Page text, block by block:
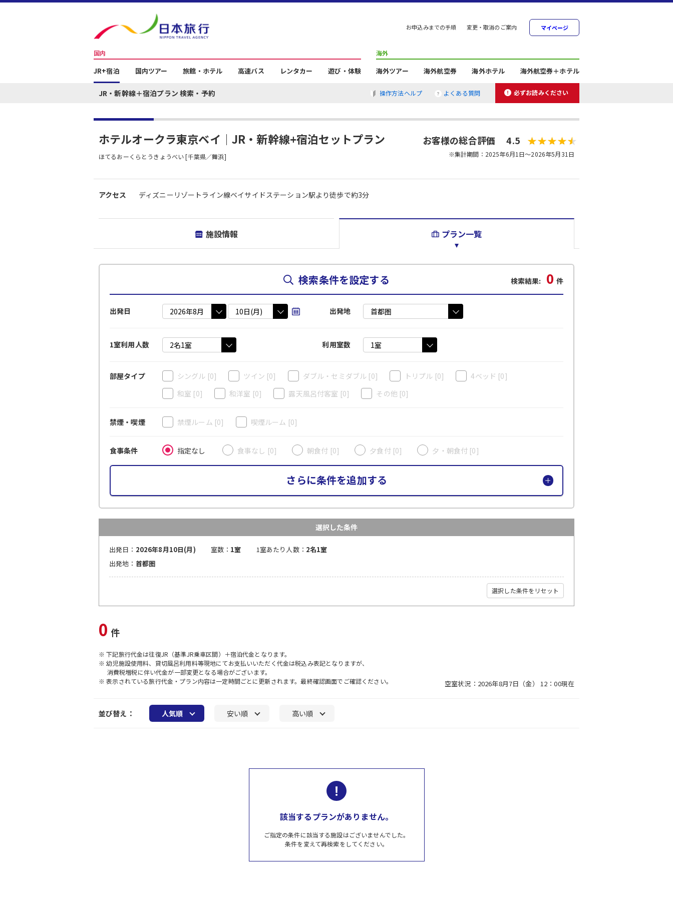
お申込みまでの手順 変更・取消のご案内 マイページ
国内
JR+宿泊 国内ツアー 旅館・ホテル 高速バス レンタカー 遊び・体験
海外
海外ツアー 海外航空券 海外ホテル 海外航空券＋ホテル
JR・新幹線＋宿泊プラン 検索・予約 操作方法ヘルプ よくある質問 必ずお読みください
ホテルオークラ東京ベイ｜JR・新幹線+宿泊セットプラン
ほてるおーくらとうきょうべい [千葉県／舞浜]
お客様の総合評価 4.5
※集計期間：2025年6月1日～2026年5月31日
アクセス ディズニーリゾートライン線ベイサイドステーション駅より徒歩で約3分
施設情報 プラン一覧
検索条件を設定する 検索結果: 0 件
出発日 出発地
1室利用人数 利用室数
部屋タイプ シングル [0] ツイン [0] ダブル・セミダブル [0] トリプル [0] 4ベッド [0]
和室 [0] 和洋室 [0] 露天風呂付客室 [0] その他[0]
禁煙・喫煙 禁煙ルーム [0] 喫煙ルーム [0]
食事条件 指定なし 食事なし [0] 朝食付 [0] 夕食付 [0] 夕・朝食付 [0]
さらに条件を追加する
選択した条件
出発日： 2026年8月10日(月) 室数： 1室 1室あたり人数： 2名1室
出発地： 首都圏
選択した条件をリセット
0 件
※ 下記旅行代金は往復JR（基準JR乗車区間）＋宿泊代金となります。
※ 幼児施設使用料、貸切風呂利用料等現地にてお支払いいただく代金は税込み表記となりますが、
消費税増税に伴い代金が一部変更となる場合がございます。
※ 表示されている旅行代金・プラン内容は一定時間ごとに更新されます。最終確認画面でご確認ください。
空室状況：2026年8月7日（金） 12：00現在
並び替え： 人気順 安い順 高い順
該当するプランがありません。
ご指定の条件に該当する施設はございませんでした。
条件を変えて再検索をしてください。